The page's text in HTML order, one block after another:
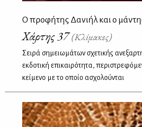
Ο προφήτης Δανιήλ και ο
Χάρτης 37(Κλίμακες)
Σειρά σημειωμάτων σχετικής
εκδοτική επικαιρότητα,
κείμενο με το οποίο ασχολούνται